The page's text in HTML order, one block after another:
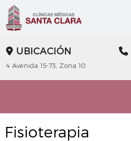
UBICACIÓN
4 Avenida 15-73, Zona 10
Fisioterapia